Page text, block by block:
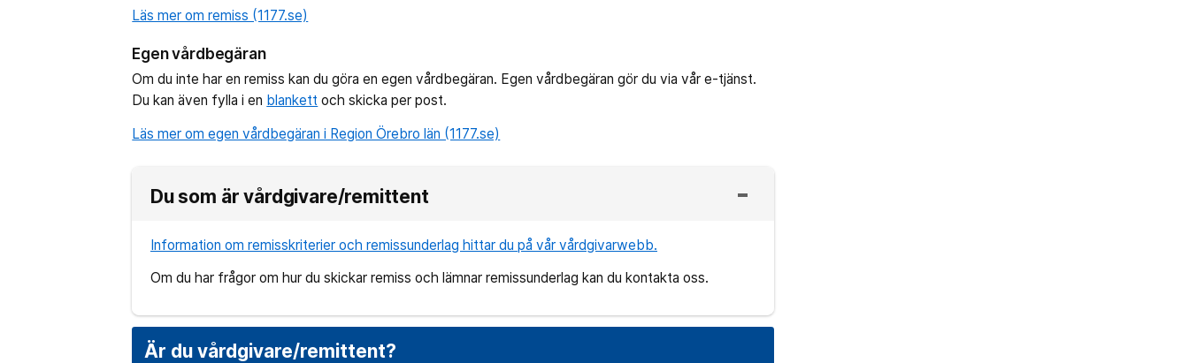
Läs mer om remiss (1177.se)
Egen vårdbegäran
Om du inte har en remiss kan du göra en egen vårdbegäran. Egen vårdbegäran gör du via vår e-tjänst.
Du kan även fylla i en blankett och skicka per post.
Läs mer om egen vårdbegäran i Region Örebro län (1177.se)
Du som är vårdgivare/remittent
Information om remisskriterier och remissunderlag hittar du på vår vårdgivarwebb.
Om du har frågor om hur du skickar remiss och lämnar remissunderlag kan du kontakta oss.
Är du vårdgivare/remittent?